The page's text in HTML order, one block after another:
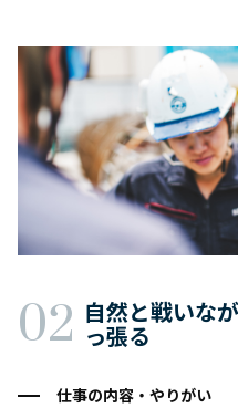
自然と戦いな
っ張る
仕事の内容・やりがい